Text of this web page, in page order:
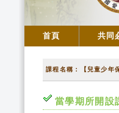
首頁 共同
課程名稱：【兒童少年
當學期所開設